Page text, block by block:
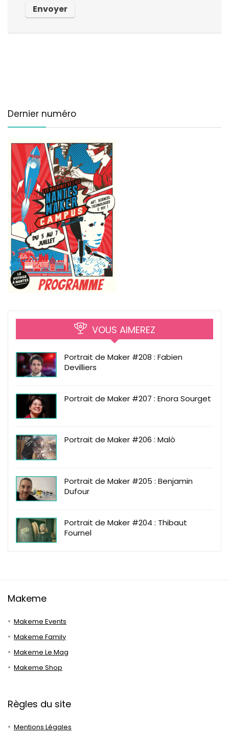
Dernier numéro
VOUS AIMEREZ
Portrait de Maker #208 : Fabien
Devilliers
Portrait de Maker #207 : Enora Sourget
Portrait de Maker #206 : Malò
Portrait de Maker #205 : Benjamin
Dufour
Portrait de Maker #204 : Thibaut
Fournel
Makeme
Makeme Events
Makeme Family
Makeme Le Mag
Makeme Shop
Règles du site
Mentions Légales